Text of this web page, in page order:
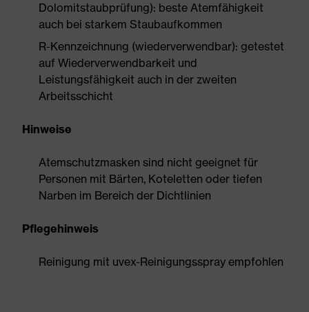
Dolomitstaubprüfung): beste Atemfähigkeit
auch bei starkem Staubaufkommen
R-Kennzeichnung (wiederverwendbar): getestet
auf Wiederverwendbarkeit und
Leistungsfähigkeit auch in der zweiten
Arbeitsschicht
Hinweise
Atemschutzmasken sind nicht geeignet für
Personen mit Bärten, Koteletten oder tiefen
Narben im Bereich der Dichtlinien
Pflegehinweis
Reinigung mit uvex-Reinigungsspray empfohlen